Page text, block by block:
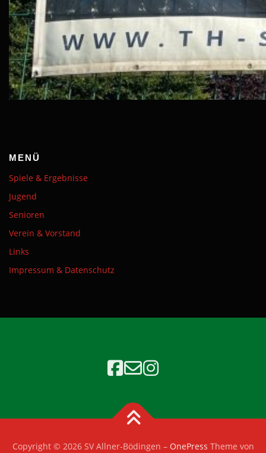
MENÜ
Spiele & Ergebnisse
Jugend
Senioren
Verein & Vorstand
Links
Impressum & Datenschutz
Copyright © 2026 SV Allner-Bödingen – OnePress Theme von